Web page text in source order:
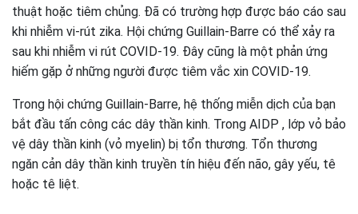
thuật hoặc tiêm chủng. Đã có trường hợp được báo cáo sau
khi nhiễm vi-rút zika. Hội chứng Guillain-Barre có thể xảy ra
sau khi nhiễm vi rút COVID-19. Đây cũng là một phản ứng
hiếm gặp ở những người được tiêm vắc xin COVID-19.
Trong hội chứng Guillain-Barre, hệ thống miễn dịch của bạn
bắt đầu tấn công các dây thần kinh. Trong AIDP , lớp vỏ bảo
vệ dây thần kinh (vỏ myelin) bị tổn thương. Tổn thương
ngăn cản dây thần kinh truyền tín hiệu đến não, gây yếu, tê
hoặc tê liệt.